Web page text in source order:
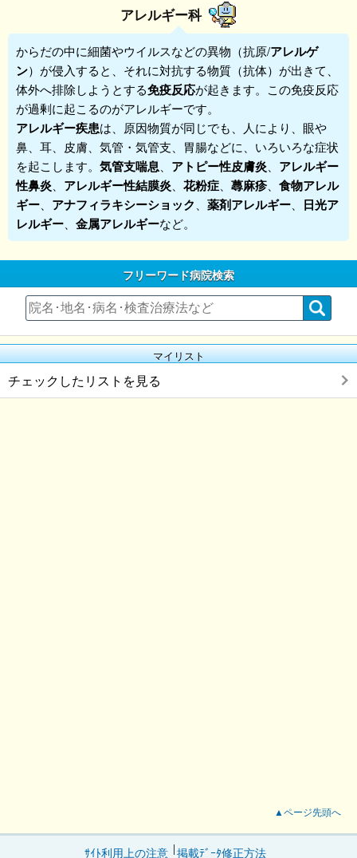
アレルギー科
からだの中に細菌やウイルスなどの異物（抗原/アレルゲ
ン）が侵入すると、それに対抗する物質（抗体）が出きて、
体外へ排除しようとする免疫反応が起きます。この免疫反応
が過剰に起こるのがアレルギーです。
アレルギー疾患は、原因物質が同じでも、人により、眼や
鼻、耳、皮膚、気管・気管支、胃腸などに、いろいろな症状
を起こします。 気管支喘息 アトピー性皮膚炎
アレルギー
性鼻炎
アレルギー性結膜炎 花粉症 蕁麻疹
食物アレル
ギー
アナフィラキシーショック 薬剤アレルギー
日光ア
レルギー
金属アレルギーなど。
フリーワード病院検索
マイリスト
チェックしたリストを見る
▲ページ先頭へ
ｻｲﾄ利用上の注意 掲載ﾃﾞｰﾀ修正方法